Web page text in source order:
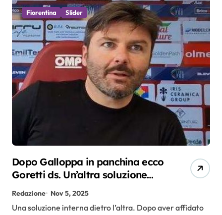
Fiorentina Slider
Dopo Galloppa in panchina ecco
Goretti ds. Un’altra soluzione
interna
Redazione Nov 5, 2025
Una soluzione interna dietro l’altra. Dopo aver affidato